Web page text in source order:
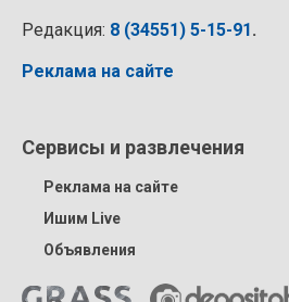
Редакция: 8 (34551) 5-15-91.
Реклама на сайте
Сервисы и развлечения
Реклама на сайте
Ишим Live
Объявления